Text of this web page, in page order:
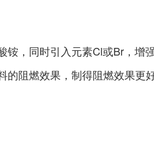
，同时引入元素Cl或Br，
阻燃效果，制得阻燃效果更